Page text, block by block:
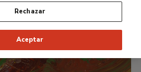
Rechazar
Aceptar